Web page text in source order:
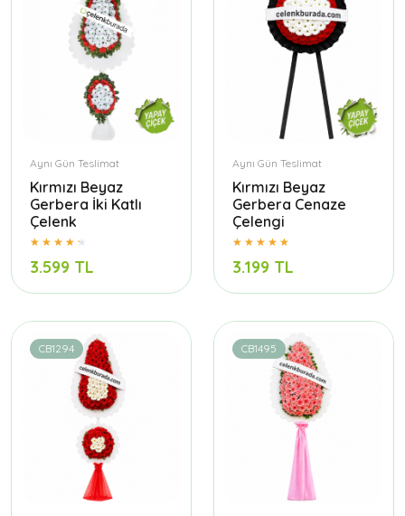
Aynı Gün Teslimat
Kırmızı Beyaz
Gerbera İki Katlı
Çelenk
3.599 TL
Aynı Gün Teslimat
Kırmızı Beyaz
Gerbera Cenaze
Çelengi
3.199 TL
CB1294 CB1495